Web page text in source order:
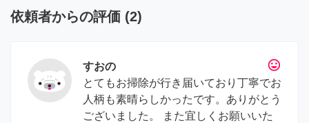
依頼者からの評価 (2)
tag_faces
すおの
とてもお掃除が行き届いており丁寧でお
人柄も素晴らしかったです。ありがとう
ございました。 また宜しくお願いいた